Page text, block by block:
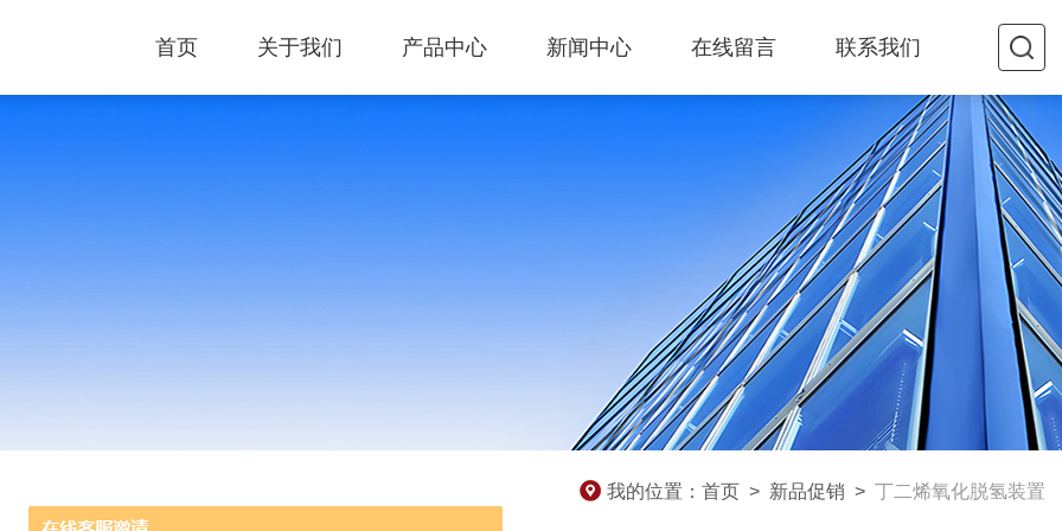
首页 关于我们 产品中心 新闻中心 在线留言 联系我们
我的位置： 首页 > 新品促销 > 丁二烯氧化脱氢装置